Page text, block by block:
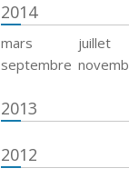
2014
mars juillet
septembre
2013
2012